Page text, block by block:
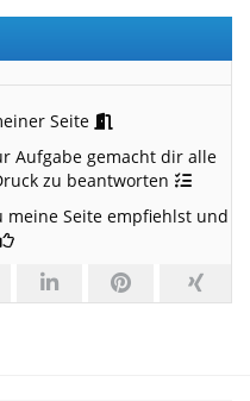
Seite
Aufgabe gemacht dir alle
zu beantworten
Seite empfiehlst und